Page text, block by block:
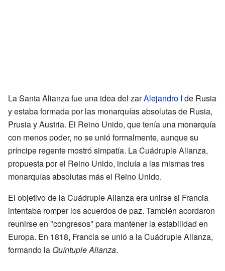
La Santa Alianza fue una idea del zarAlejandro I de Rusia
y estaba formada por las monarquías absolutas de Rusia,
Prusia y Austria. El Reino Unido, que tenía una monarquía
con menos poder, no se unió formalmente, aunque su
príncipe regente mostró simpatía. La Cuádruple Alianza,
propuesta por el Reino Unido, incluía a las mismas tres
monarquías absolutas más el Reino Unido.
El objetivo de la Cuádruple Alianza era unirse si Francia
intentaba romper los acuerdos de paz. También acordaron
reunirse en "congresos" para mantener la estabilidad en
Europa. En 1818, Francia se unió a la Cuádruple Alianza,
formando la Quíntuple Alianza.